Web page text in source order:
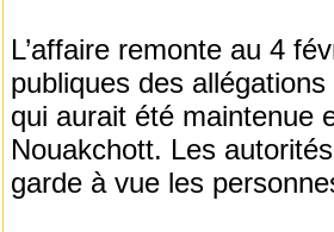
L’affaire remonte au 4
publiques des
qui aurait été maintenue
Nouakchott. Les
garde à vue les